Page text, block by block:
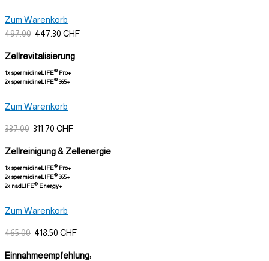
Zum Warenkorb
497.00 447.30 CHF
Zellrevitalisierung
1x spermidineLIFE®Pro+
2x spermidineLIFE® 365+
Zum Warenkorb
337.00 311.70 CHF
Zellreinigung & Zellenergie
1x spermidineLIFE®Pro+
2x spermidineLIFE® 365+
2x nadLIFE® Energy+
Zum Warenkorb
465.00 418.50 CHF
Einnahmeempfehlung: